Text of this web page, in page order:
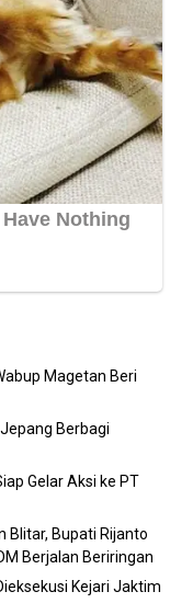
Magetan Beri
Berbagi
Gelar Aksi ke PT
Blitar, Bupati Rijanto
Berjalan Beriringan
Kejari Jaktim